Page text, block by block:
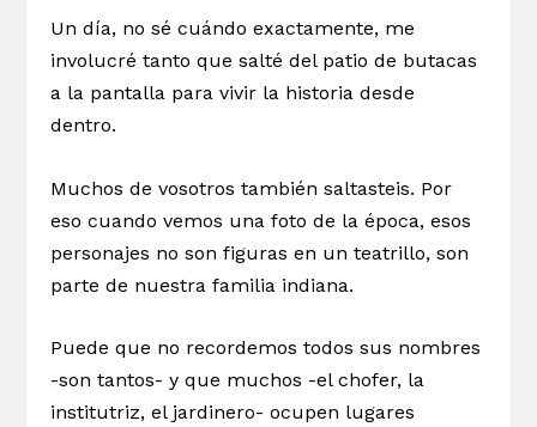
Un día, no sé cuándo exactamente, me
involucré tanto que salté del patio de butacas
a la pantalla para vivir la historia desde
dentro.
Muchos de vosotros también saltasteis. Por
eso cuando vemos una foto de la época, esos
personajes no son figuras en un teatrillo, son
parte de nuestra familia indiana.
Puede que no recordemos todos sus nombres
-son tantos- y que muchos -el chofer, la
institutriz, el jardinero- ocupen lugares